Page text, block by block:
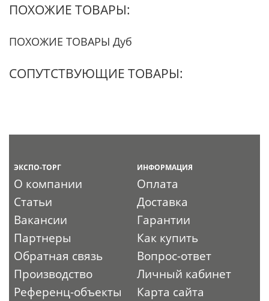
ПОХОЖИЕ ТОВАРЫ:
ПОХОЖИЕ ТОВАРЫ Дуб
СОПУТСТВУЮЩИЕ ТОВАРЫ:
ЭКСПО-ТОРГ
О компании
Статьи
Вакансии
Партнеры
Обратная связь
Производство
Референц-объекты
ИНФОРМАЦИЯ
Оплата
Доставка
Гарантии
Как купить
Вопрос-ответ
Личный кабинет
Карта сайта